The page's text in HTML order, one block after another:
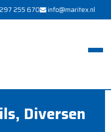
255 670 info@maritex.nl
Diversen